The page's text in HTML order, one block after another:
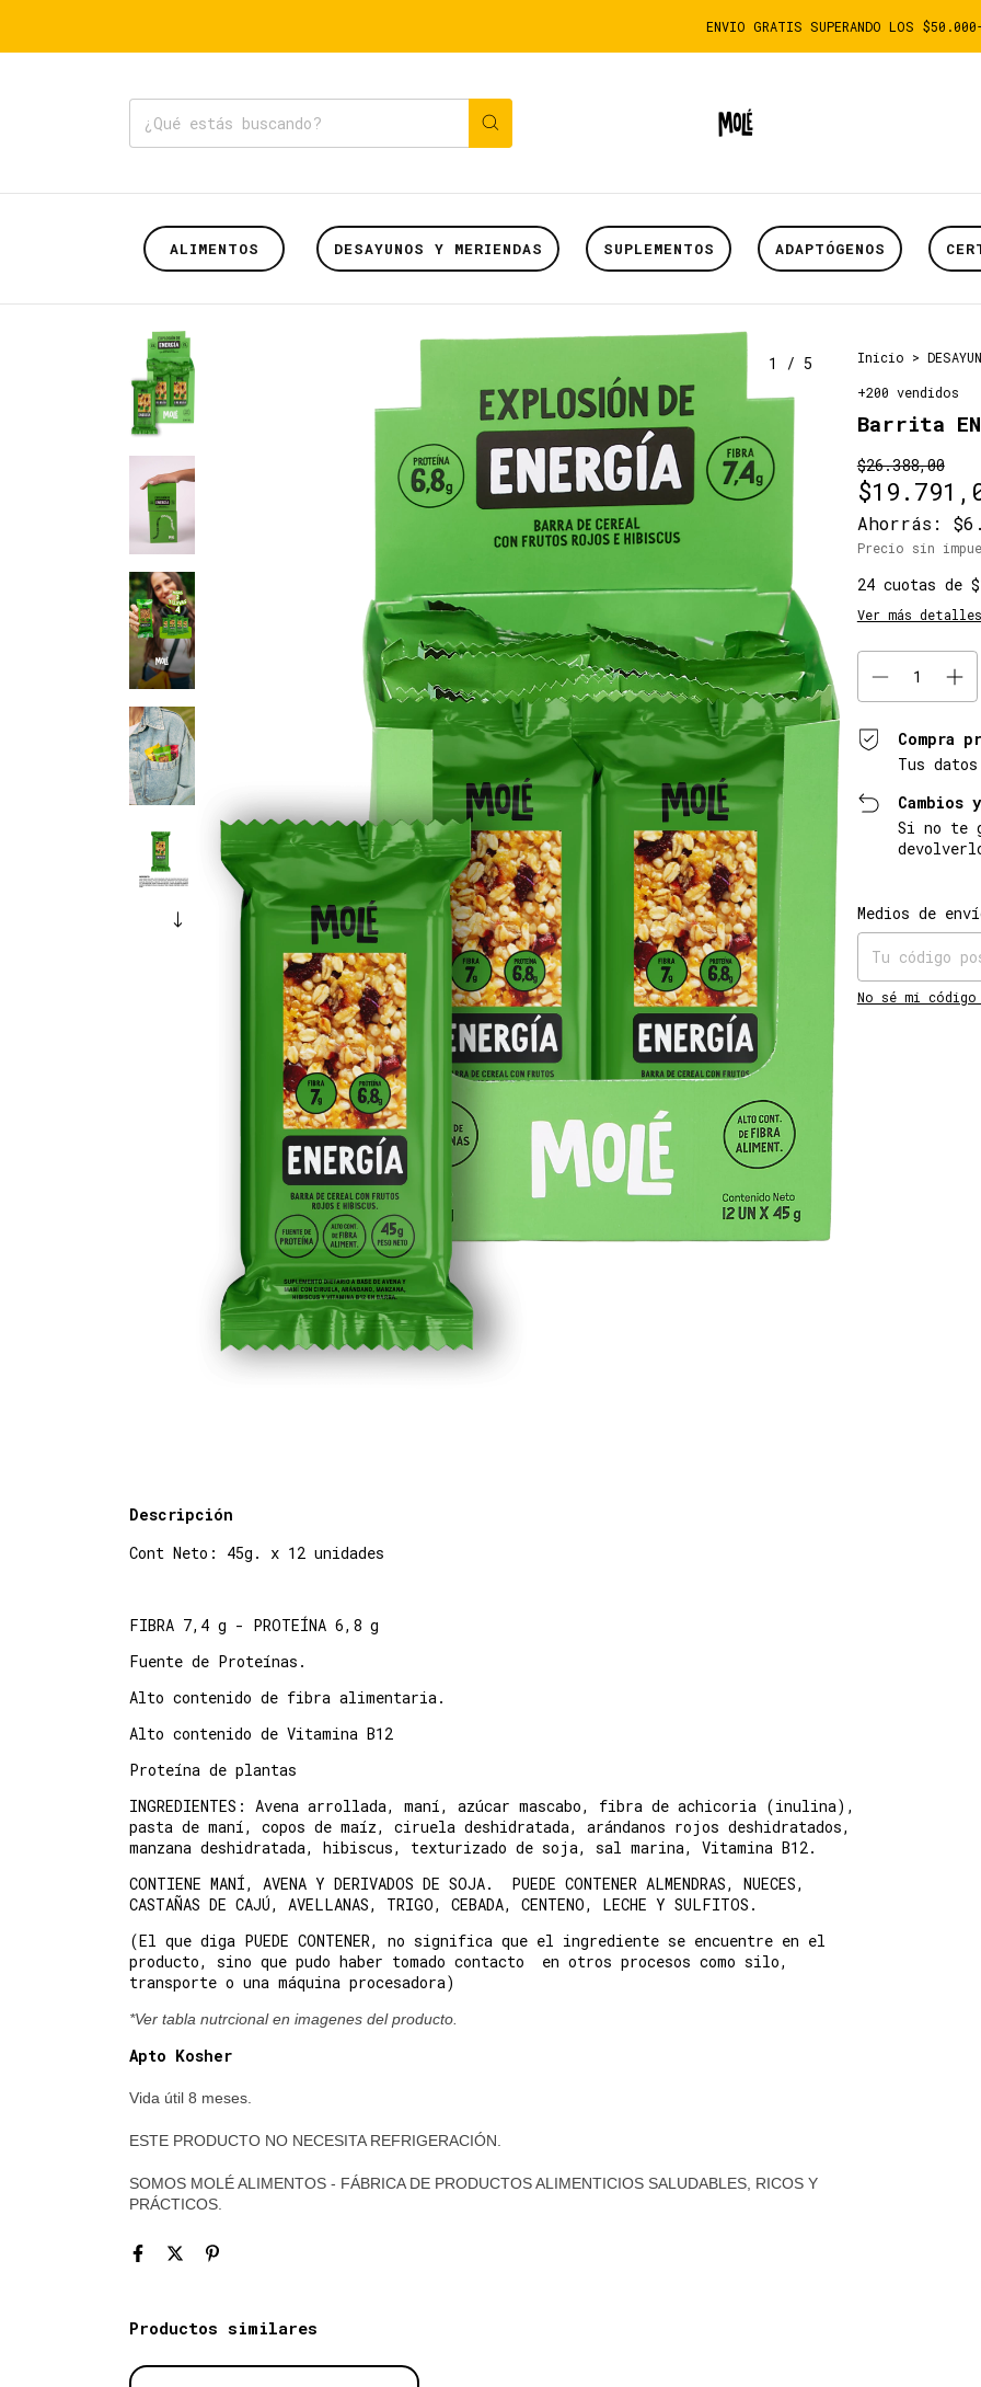
ENVIO GRATIS SUPERANDO LOS $50.000-
ALIMENTOS DESAYUNOS Y MERIENDAS SUPLEMENTOS ADAPTÓGENOS
1 / 5 Inicio >
+200 vendidos
Barrita
$26.388,00
Ahorrás:
Precio sin
24 cuotas de
Ver más detalles
Compra
Tus
Cambios
Si no te
Entregas para el
Medios de
No sé mi
Descripción
Cont Neto: 45g. x 12 unidades
FIBRA 7,4 g - PROTEÍNA 6,8 g
Fuente de Proteínas.
Alto contenido de fibra alimentaria.
Alto contenido de Vitamina B12
Proteína de plantas
INGREDIENTES: Avena arrollada, maní, azúcar mascabo, fibra de achicoria (inulina),
pasta de maní, copos de maíz, ciruela deshidratada, arándanos rojos deshidratados,
manzana deshidratada, hibiscus, texturizado de soja, sal marina, Vitamina B12.
CONTIENE MANÍ, AVENA Y DERIVADOS DE SOJA. PUEDE CONTENER ALMENDRAS, NUECES,
CASTAÑAS DE CAJÚ, AVELLANAS, TRIGO, CEBADA, CENTENO, LECHE Y SULFITOS.
(El que diga PUEDE CONTENER, no significa que el ingrediente se encuentre en el
producto, sino que pudo haber tomado contacto en otros procesos como silo,
transporte o una máquina procesadora)
*Ver tabla nutrcional en imagenes del producto.
Apto Kosher
Vida útil 8 meses.
ESTE PRODUCTO NO NECESITA REFRIGERACIÓN.
SOMOS MOLÉ ALIMENTOS - FÁBRICA DE PRODUCTOS ALIMENTICIOS SALUDABLES, RICOS Y
PRÁCTICOS.
Productos similares